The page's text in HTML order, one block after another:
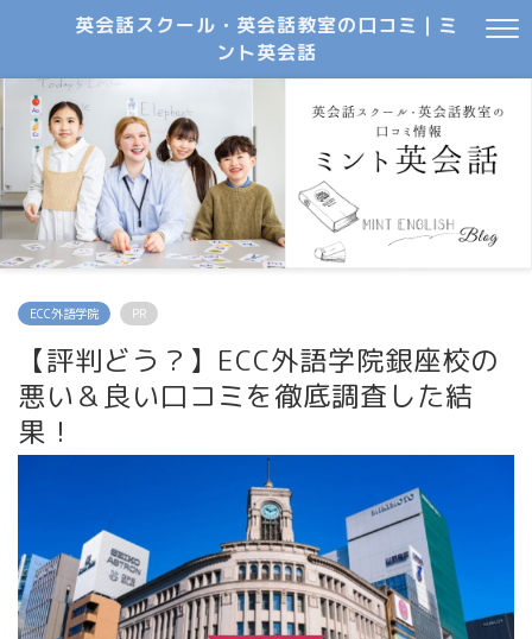
英会話スクール・英会話教室の口コミ｜ミ
ント英会話
ECC外語学院 PR
【評判どう？】ECC外語学院銀座校の
悪い＆良い口コミを徹底調査した結
果！